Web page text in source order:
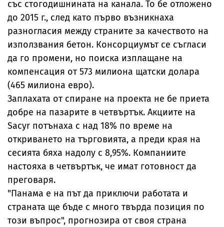
със стогодишнината на канала. То бе отложено
до 2015 г., след като първо възникнаха
разногласия между страните за качеството на
използвания бетон. Консорциумът се съгласи
да го промени, но поиска изплащане на
компенсация от 573 милиона щатски долара
(465 милиона евро).
Заплахата от спиране на проекта не бе приета
добре на пазарите в четвъртък. Акциите на
Sacyr потънаха с над 18% по време на
откриването на търговията, а преди края на
сесията бяха надолу с 8,95%. Компаниите
настояха в четвъртък, че имат готовност да
преговаря.
"Панама е на път да приключи работата и
страната ще бъде с много твърда позиция по
този въпрос", прогнозира от своя страна